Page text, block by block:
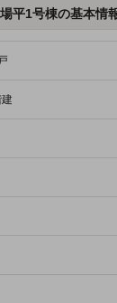
平1号棟の基本情